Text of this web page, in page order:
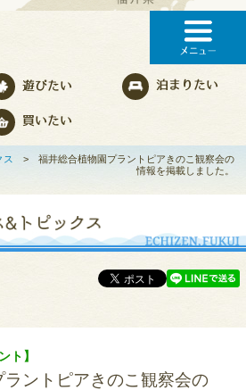
ス > 福井総合植物園プラントピアきのこ観察会の
情報を掲載しました。
ト】
ントピアきのこ観察会の